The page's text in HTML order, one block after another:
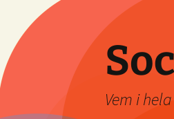
Vem i